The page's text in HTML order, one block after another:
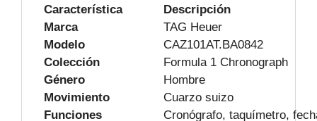
Característica
Descripción
Marca
TAG Heuer
Modelo
CAZ101AT.BA0842
Colección
Formula 1 Chronograph
Género
Hombre
Movimiento
Cuarzo suizo
Funciones
Cronógrafo, taquímetro,